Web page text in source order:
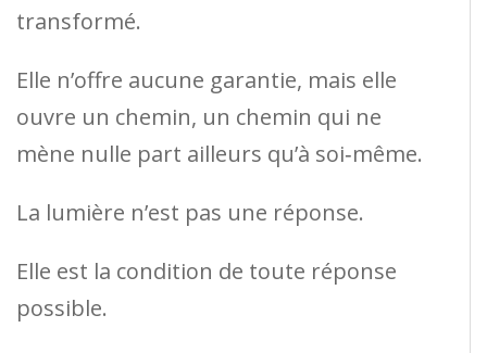
transformé.
Elle n’offre aucune garantie, mais elle
ouvre un chemin, un chemin qui ne
mène nulle part ailleurs qu’à soi‑même.
La lumière n’est pas une réponse.
Elle est la condition de toute réponse
possible.